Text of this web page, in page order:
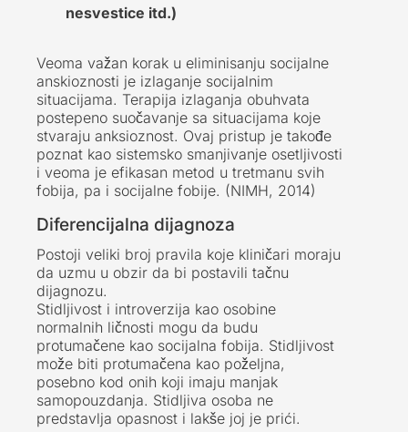
nesvestice itd.)
Veoma važan korak u eliminisanju socijalne
anskioznosti je izlaganje socijalnim
situacijama. Terapija izlaganja obuhvata
postepeno suočavanje sa situacijama koje
stvaraju anksioznost. Ovaj pristup je takođe
poznat kao sistemsko smanjivanje osetljivosti
i veoma je efikasan metod u tretmanu svih
fobija, pa i socijalne fobije. (NIMH, 2014)
Diferencijalna dijagnoza
Postoji veliki broj pravila koje kliničari moraju
da uzmu u obzir da bi postavili tačnu
dijagnozu.
Stidljivost i introverzija kao osobine
normalnih ličnosti mogu da budu
protumačene kao socijalna fobija. Stidljivost
može biti protumačena kao poželjna,
posebno kod onih koji imaju manjak
samopouzdanja. Stidljiva osoba ne
predstavlja opasnost i lakše joj je prići.